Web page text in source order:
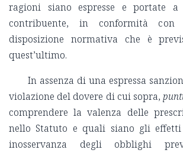
ragioni siano espresse e portate a
contribuente, in conformità con
disposizione normativa che è
quest’ultimo.
In assenza di una espressa
violazione del dovere di cui sopra,
comprendere la valenza delle
nello Statuto e quali siano gli effetti
inosservanza degli obblighi